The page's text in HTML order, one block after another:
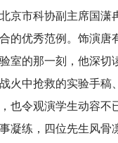
京市科协副主席国
的优秀范例。饰演唐
室的那一刻，他深切
火中抢救的实验手
也令观演学生动容不
凝练，四位先生风